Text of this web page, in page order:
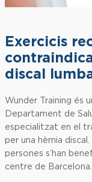
Exercicis
discal
Wunder Training és
Departament de
especialitzat en el
per una hèrnia
persones s’han
centre de